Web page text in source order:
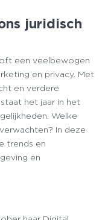
juridisch
een veelbewogen
en privacy. Met
en verdere
het jaar in het
Welke
In deze
trends en
en